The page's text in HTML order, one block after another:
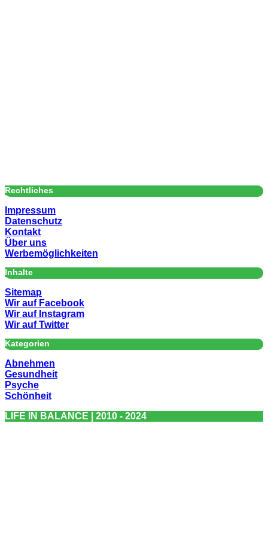
Rechtliches
Impressum
Datenschutz
Kontakt
Über uns
Werbemöglichkeiten
Inhalte
Sitemap
Wir auf Facebook
Wir auf Instagram
Wir auf Twitter
Kategorien
Abnehmen
Gesundheit
Psyche
Schönheit
LIFE IN BALANCE | 2010 - 2024